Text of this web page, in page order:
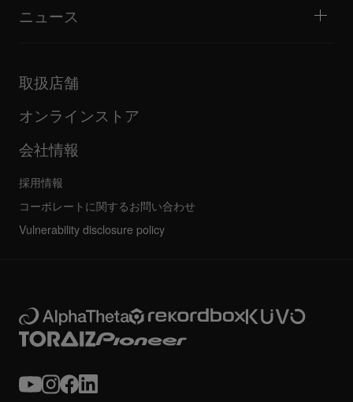
サポートゲートウェイを見る
ファームウェア・ドライバのダウンロード
FAQ
コミュニティフォーラム
サービス、修理、保証
ニュース
企業情報
その他
すべてのニュース
取扱店舗
オンラインストア
会社情報
採用情報
コーポレートに関するお問い合わせ
Vulnerability disclosure policy